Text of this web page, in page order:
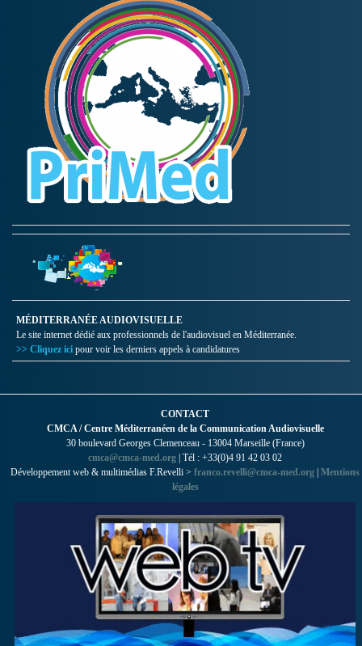
MÉDITERRANÉE AUDIOVISUELLE
Le site internet dédié aux professionnels de l'audiovisuel en Méditerranée.
>> Cliquez ici pour voir les derniers appels à candidatures
CONTACT
CMCA / Centre Méditerranéen de la Communication Audiovisuelle
30 boulevard Georges Clemenceau - 13004 Marseille (France)
cmca@cmca-med.org | Tél : +33(0)4 91 42 03 02
Développement web & multimédias F.Revelli > franco.revelli@cmca-med.org | Mentions
légales